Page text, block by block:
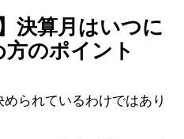
決算月はいつに
のポイント
られているわけではあり